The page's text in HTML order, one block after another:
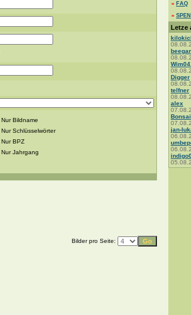
Nur Bildname
Nur Schlüsselwörter
Nur BPZ
Nur Jahrgang
Bilder pro Seite:
» FAQ
»
Letze
Digger
telfner
alex
jan-